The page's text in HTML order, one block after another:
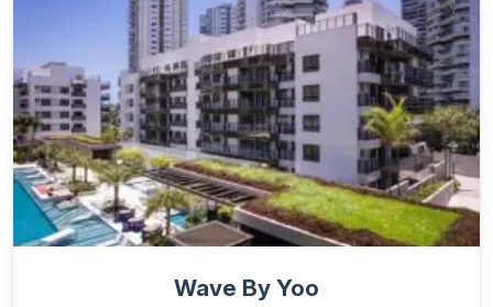
Wave By Yoo